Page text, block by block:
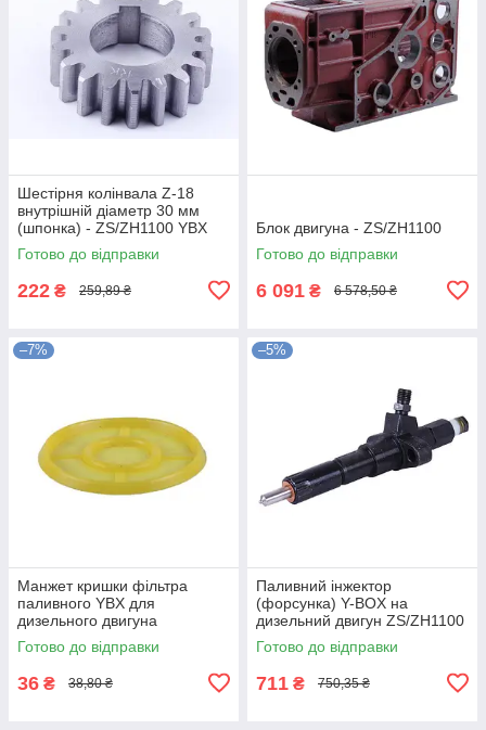
Шестірня колінвала Z-18
внутрішній діаметр 30 мм
(шпонка) - ZS/ZH1100 YBX
Готово до відправки
222 ₴ 259,89 ₴
Блок двигуна - ZS/ZH1100
Готово до відправки
6 091 ₴ 6 578,50 ₴
–7%
Манжет кришки фільтра
паливного YBX для
дизельного двигуна
ZS/ZH1100
Готово до відправки
36 ₴ 38,80 ₴
–5%
Паливний інжектор
(форсунка) Y-BOX на
дизельний двигун ZS/ZH1100
Готово до відправки
711 ₴ 750,35 ₴